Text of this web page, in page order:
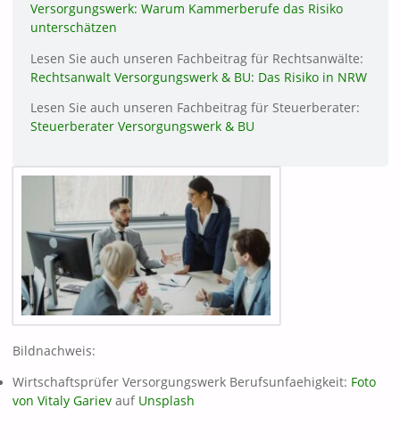
Versorgungswerk: Warum Kammerberufe das Risiko
unterschätzen
Lesen Sie auch unseren Fachbeitrag für Rechtsanwälte:
Rechtsanwalt Versorgungswerk & BU: Das Risiko in NRW
Lesen Sie auch unseren Fachbeitrag für Steuerberater:
Steuerberater Versorgungswerk & BU
Bildnachweis:
Wirtschaftsprüfer Versorgungswerk Berufsunfaehigkeit: Foto
von Vitaly Garievauf Unsplash